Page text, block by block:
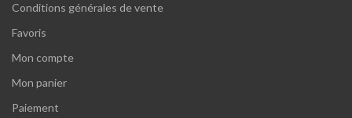
Conditions générales de vente
Favoris
Mon compte
Mon panier
Paiement